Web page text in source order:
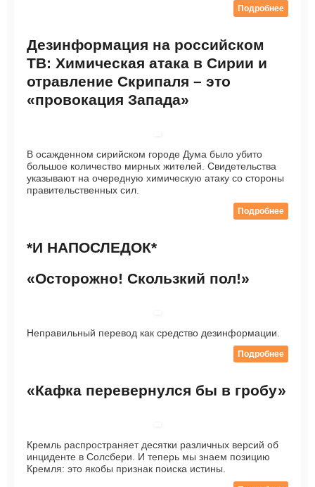
Подробнее
Дезинформация на российском
ТВ: Химическая атака в Сирии и
отравление Скрипаля – это
«провокация Запада»
В осажденном сирийском городе Дума было убито
большое количество мирных жителей. Свидетельства
указывают на очередную химическую атаку со стороны
правительственных сил.
Подробнее
*И НАПОСЛЕДОК*
«Осторожно! Скользкий пол!»
Неправильный перевод как средство дезинформации.
Подробнее
«Кафка перевернулся бы в гробу»
Кремль распространяет десятки различных версий об
инциденте в Солсбери. И теперь мы знаем позицию
Кремля: это якобы признак поиска истины.